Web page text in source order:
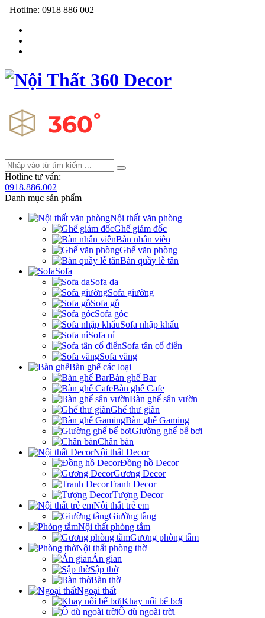
Hotline: 0918 886 002
Hotline tư vấn:
0918.886.002
Danh mục sản phẩm
Nội thất văn phòng
Ghế giám đốc
Bàn nhân viên
Ghế văn phòng
Bàn quầy lễ tân
Sofa
Sofa da
Sofa giường
Sofa gỗ
Sofa góc
Sofa nhập khẩu
Sofa nỉ
Sofa tân cổ điển
Sofa văng
Bàn ghế các loại
Bàn ghế Bar
Bàn ghế Cafe
Bàn ghế sân vườn
Ghế thư giãn
Bàn ghế Gaming
Giường ghế bể bơi
Chân bàn
Nội thất Decor
Đồng hồ Decor
Gương Decor
Tranh Decor
Tượng Decor
Nội thất trẻ em
Giường tầng
Nội thất phòng tắm
Gương phòng tắm
Nội thất phòng thờ
Án gian
Sập thờ
Bàn thờ
Ngoại thất
Khay nổi bể bơi
Ô dù ngoài trời